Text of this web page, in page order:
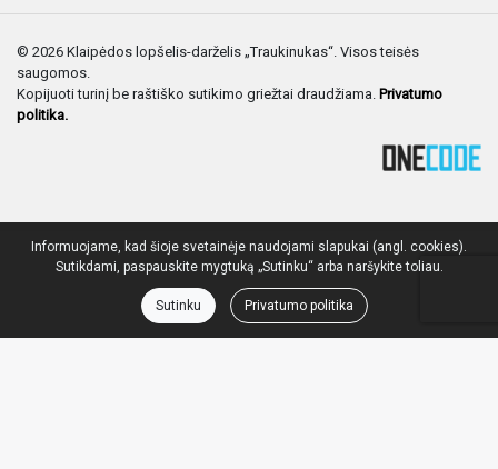
© 2026 Klaipėdos lopšelis-darželis „Traukinukas“. Visos teisės
saugomos.
Kopijuoti turinį be raštiško sutikimo griežtai draudžiama. Privatumo
politika.
Informuojame, kad šioje svetainėje naudojami slapukai (angl. cookies).
Sutikdami, paspauskite mygtuką „Sutinku“ arba naršykite toliau.
Sutinku Privatumo politika